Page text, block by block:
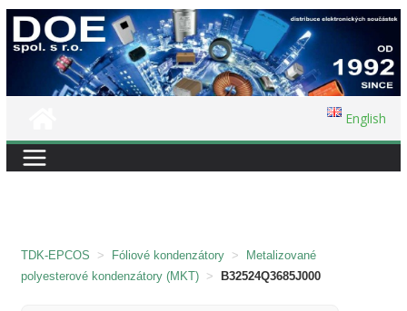
Přeskočit
na
English
TDK-EPCOS > Fóliové kondenzátory >
Metalizované
polyesterové kondenzátory (MKT) > B32524Q3685J000